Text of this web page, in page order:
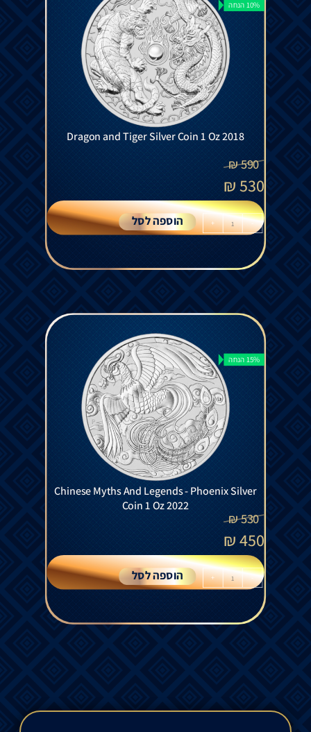
10% הנחה
Dragon and Tiger Silver Coin 1 Oz 2018
590
₪
530
₪
-
+ הוספה לסל
15% הנחה
Chinese Myths And Legends - Phoenix Silver
Coin 1 Oz 2022
530
₪
450
₪
-
+ הוספה לסל